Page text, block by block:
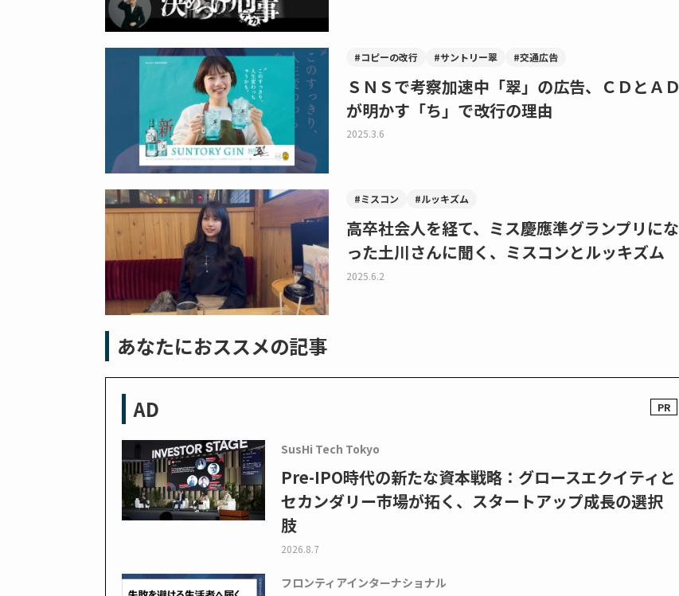
#コピーの改行 #サントリー翠 #交通広告
ＳＮＳで考察加速中「翠」の広告、ＣＤとＡＤ
が明かす「ち」で改行の理由
2025.3.6
#ミスコン #ルッキズム
高卒社会人を経て、ミス慶應準グランプリにな
った土川さんに聞く、ミスコンとルッキズム
2025.6.2
あなたにおススメの記事
AD
SusHi Tech Tokyo
Pre-IPO時代の新たな資本戦略：グロースエクイティと
セカンダリー市場が拓く、スタートアップ成長の選択
肢
2026.8.7
フロンティアインターナショナル